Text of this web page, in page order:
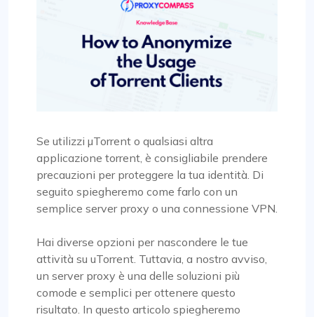
Se utilizzi µTorrent o qualsiasi altra
applicazione torrent, è consigliabile prendere
precauzioni per proteggere la tua identità. Di
seguito spiegheremo come farlo con un
semplice server proxy o una connessione VPN.
Hai diverse opzioni per nascondere le tue
attività su uTorrent. Tuttavia, a nostro avviso,
un server proxy è una delle soluzioni più
comode e semplici per ottenere questo
risultato. In questo articolo spiegheremo